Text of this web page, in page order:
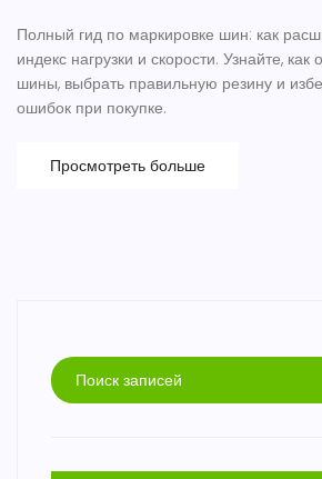
Полный гид по маркировке шин: как
индекс нагрузки и скорости. Узнайте, как
шины, выбрать правильную резину и
ошибок при покупке.
Просмотреть больше